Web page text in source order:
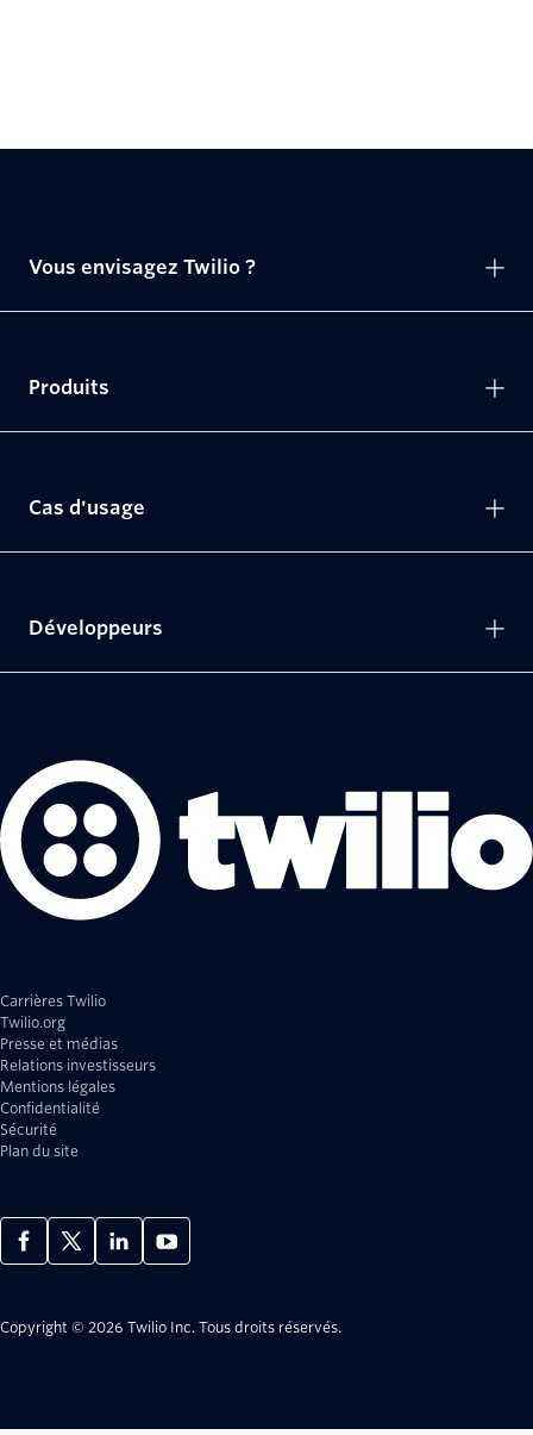
Carrières Twilio
Twilio.org
Presse et médias
Relations investisseurs
Mentions légales
Confidentialité
Sécurité
Plan du site
Copyright © 2026 Twilio Inc. Tous droits réservés.
Vous envisagez Twilio ?
Produits
Cas d'usage
Développeurs